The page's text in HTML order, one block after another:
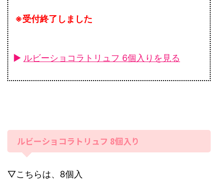
※受付終了しました
► ルビーショコラトリュフ 6個入りを見る
ルビーショコラトリュフ 8個入り
▽こちらは、8個入